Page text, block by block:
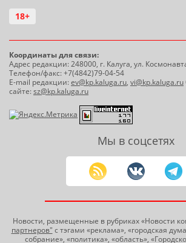
18+
Координаты для связи:
Адрес редакции: 248000, г. Калуга, ул.
Телефон/факс: +7(4842)79-04-54
E-mail редакции:ev@kp.kaluga.ru, vi@kp.kaluga.ru
сайте:sz@kp.kaluga.ru
Мы в соцсетях
Новости, размещенные в рубриках «Новости
партнеров" с тэгами «реклама», «городская
собрание», «политика», «область»,